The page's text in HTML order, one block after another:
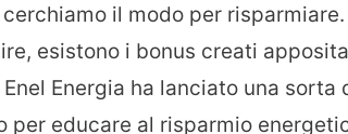
il modo per
esistono i bonus creati
Enel Energia ha lanciato una sorta
per educare al risparmio